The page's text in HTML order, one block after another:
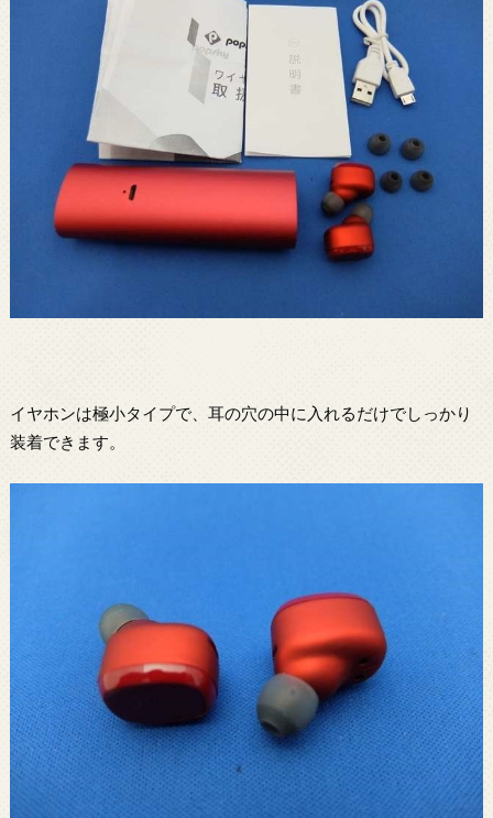
イヤホンは極小タイプで、耳の穴の中に入れるだけでしっかり
装着できます。